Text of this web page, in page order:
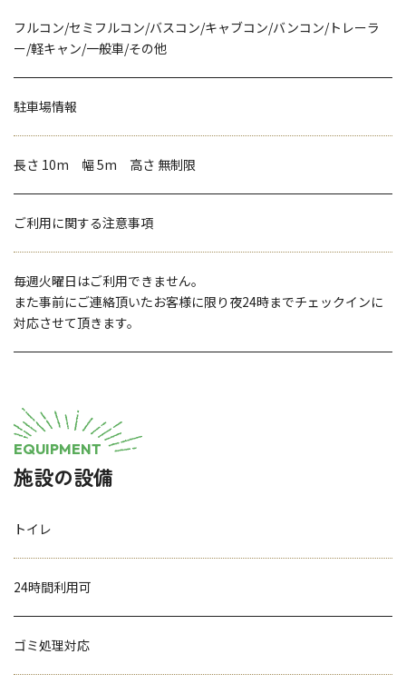
フルコン/セミフルコン/バスコン/キャブコン/バンコン/トレーラ
ー/軽キャン/一般車/その他
駐車場情報
長さ 10m 幅 5m 高さ 無制限
ご利用に関する注意事項
毎週火曜日はご利用できません。
また事前にご連絡頂いたお客様に限り夜24時までチェックインに
対応させて頂きます。
EQUIPMENT
施設の設備
トイレ
24時間利用可
ゴミ処理対応